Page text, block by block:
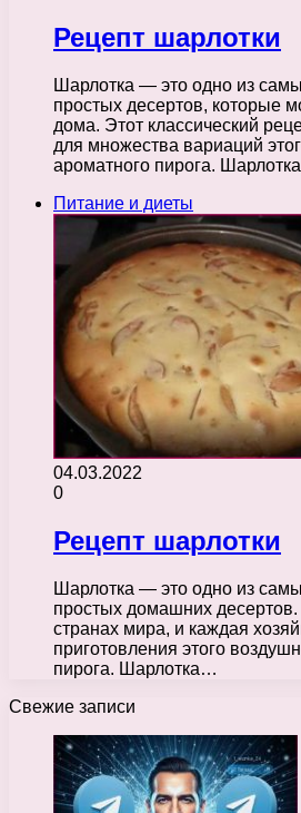
Рецепт шарлотки
Шарлотка — это одно из
простых десертов, которые
дома. Этот классический
для множества вариаций
ароматного пирога.
Питание и диеты
04.03.2022
0
Рецепт шарлотки
Шарлотка — это одно из
простых домашних десертов.
странах мира, и каждая
приготовления этого
пирога. Шарлотка…
Свежие записи